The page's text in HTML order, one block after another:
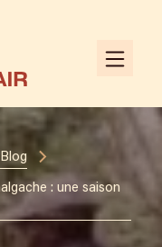
Blog
: une saison